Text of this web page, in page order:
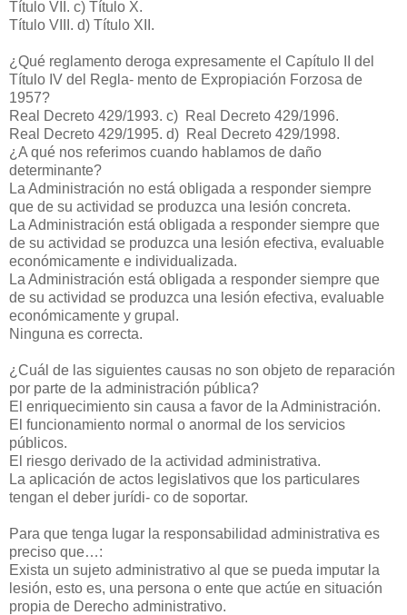
Título VII. c) Título X.
Título VIII. d) Título XII.
¿Qué reglamento deroga expresamente el Capítulo II del
Título IV del Regla- mento de Expropiación Forzosa de
1957?
Real Decreto 429/1993. c) Real Decreto 429/1996.
Real Decreto 429/1995. d) Real Decreto 429/1998.
¿A qué nos referimos cuando hablamos de daño
determinante?
La Administración no está obligada a responder siempre
que de su actividad se produzca una lesión concreta.
La Administración está obligada a responder siempre que
de su actividad se produzca una lesión efectiva, evaluable
económicamente e individualizada.
La Administración está obligada a responder siempre que
de su actividad se produzca una lesión efectiva, evaluable
económicamente y grupal.
Ninguna es correcta.
¿Cuál de las siguientes causas no son objeto de reparación
por parte de la administración pública?
El enriquecimiento sin causa a favor de la Administración.
El funcionamiento normal o anormal de los servicios
públicos.
El riesgo derivado de la actividad administrativa.
La aplicación de actos legislativos que los particulares
tengan el deber jurídi- co de soportar.
Para que tenga lugar la responsabilidad administrativa es
preciso que…:
Exista un sujeto administrativo al que se pueda imputar la
lesión, esto es, una persona o ente que actúe en situación
propia de Derecho administrativo.